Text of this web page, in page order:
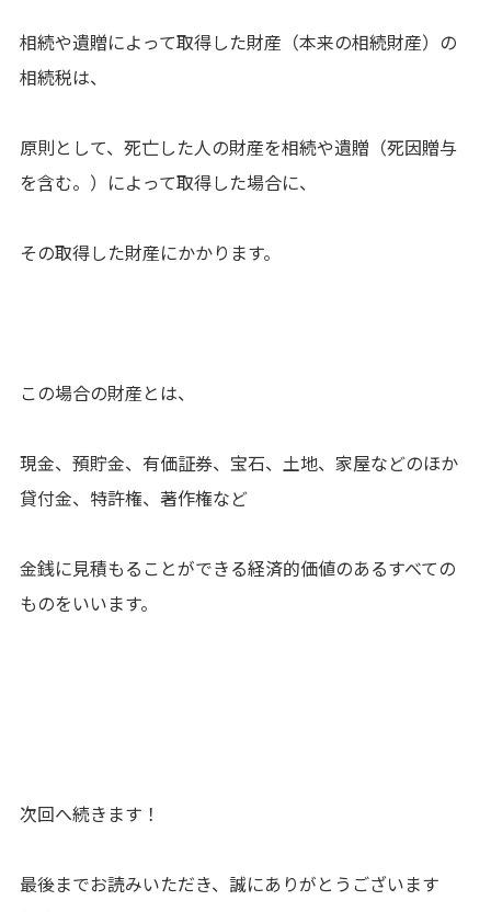
相続や遺贈によって取得した財産（本来の相続財産）の
相続税は、
原則として、死亡した人の財産を相続や遺贈（死因贈与
を含む。）によって取得した場合に、
その取得した財産にかかります。
この場合の財産とは、
現金、預貯金、有価証券、宝石、土地、家屋などのほか
貸付金、特許権、著作権など
金銭に見積もることができる経済的価値のあるすべての
ものをいいます。
次回へ続きます！
最後までお読みいただき、誠にありがとうございます